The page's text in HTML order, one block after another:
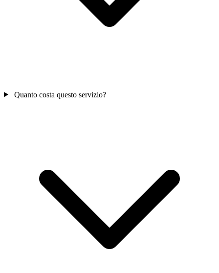
Quanto costa questo servizio?